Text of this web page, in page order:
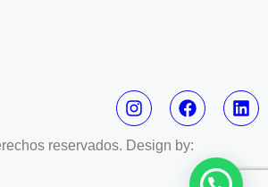
reservados. Design by: